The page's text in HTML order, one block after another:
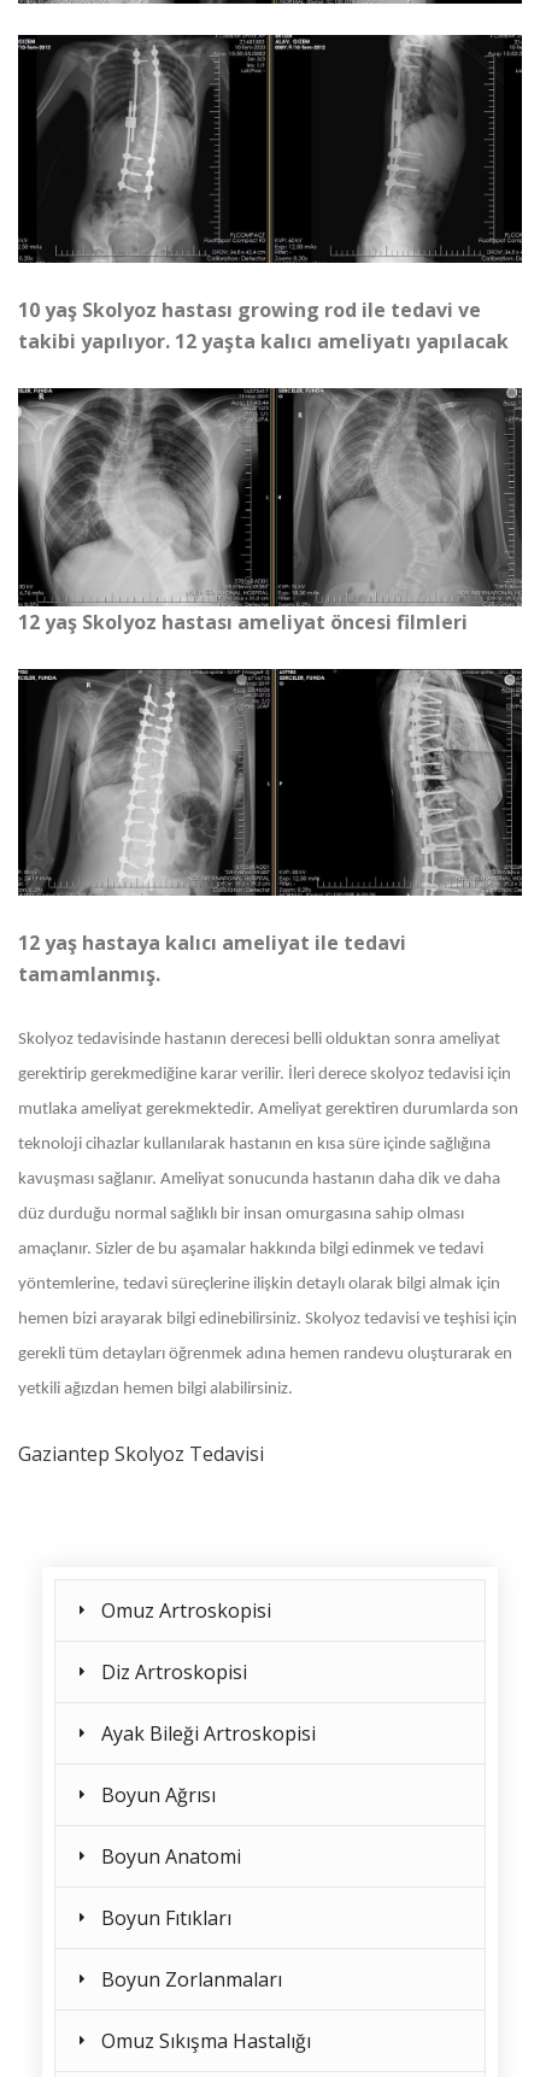
10 yaş Skolyoz hastası growing rod ile tedavi ve
takibi yapılıyor. 12 yaşta kalıcı ameliyatı yapılacak
12 yaş Skolyoz hastası ameliyat öncesi filmleri
12 yaş hastaya kalıcı ameliyat ile tedavi
tamamlanmış.
Skolyoz tedavisinde hastanın derecesi belli olduktan sonra ameliyat
gerektirip gerekmediğine karar verilir. İleri derece skolyoz tedavisi için
mutlaka ameliyat gerekmektedir. Ameliyat gerektiren durumlarda son
teknoloji cihazlar kullanılarak hastanın en kısa süre içinde sağlığına
kavuşması sağlanır. Ameliyat sonucunda hastanın daha dik ve daha
düz durduğu normal sağlıklı bir insan omurgasına sahip olması
amaçlanır. Sizler de bu aşamalar hakkında bilgi edinmek ve tedavi
yöntemlerine, tedavi süreçlerine ilişkin detaylı olarak bilgi almak için
hemen bizi arayarak bilgi edinebilirsiniz. Skolyoz tedavisi ve teşhisi için
gerekli tüm detayları öğrenmek adına hemen randevu oluşturarak en
yetkili ağızdan hemen bilgi alabilirsiniz.
Gaziantep Skolyoz Tedavisi
Omuz Artroskopisi
Diz Artroskopisi
Ayak Bileği Artroskopisi
Boyun Ağrısı
Boyun Anatomi
Boyun Fıtıkları
Boyun Zorlanmaları
Omuz Sıkışma Hastalığı